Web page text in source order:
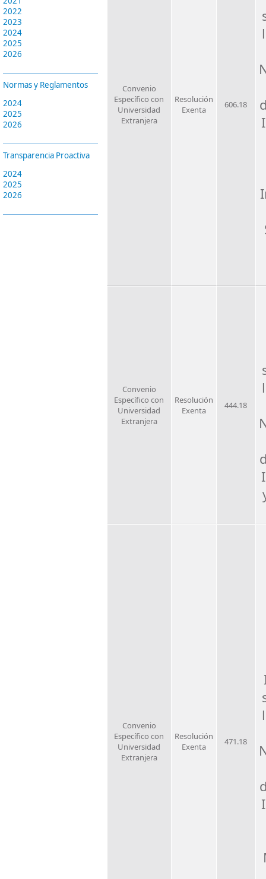
2022
2023
2024
2025
2026
Normas y Reglamentos
2024
2025
2026
Transparencia Proactiva
2024
2025
2026
Convenio
Específico con
Universidad
Extranjera
Resolución
Exenta
606.18
Convenio
Específico con
Universidad
Extranjera
Resolución
Exenta
444.18
Convenio
Específico con
Universidad
Extranjera
Resolución
Exenta
471.18